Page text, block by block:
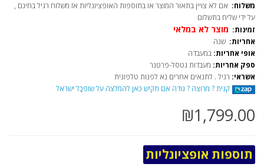
משלוח: אם לא צויין בתאור המוצר או בתוספות האופציונליות אז משלוח רגיל בחינם ,
על ידי שליח בתשלום
זמינות: מוצר לא במלאי
אחריות: שנה
אופי אחריות: במעבדה
ספק אחריות: מעבדות גטסל-פרטנר
אשראי: רגיל . לתנאים אחרים נא לפנות טלפונית
קנית ? מרוצה ? נודה אם תקיש כאן להמלצה על שוֹפּכָֹּל ישראל
₪1,799.00
תוספות אופציונליות